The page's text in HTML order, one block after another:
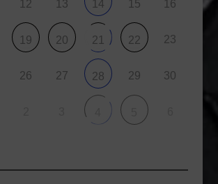
12 13 14 15 16
19 20 21 22 23
26 27 28 29 30